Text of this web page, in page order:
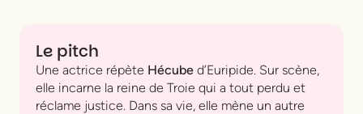
Le pitch
Une actrice répète Hécube d’Euripide. Sur scène,
elle incarne la reine de Troie qui a tout perdu et
réclame justice. Dans sa vie, elle mène un autre